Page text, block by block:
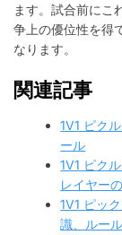
ます。試合前にこ
争上の優位性を得
なります。
関連記事
1V1 ピク
ール
1V1 ピク
レイヤー
1V1 ピッ
識、ルー